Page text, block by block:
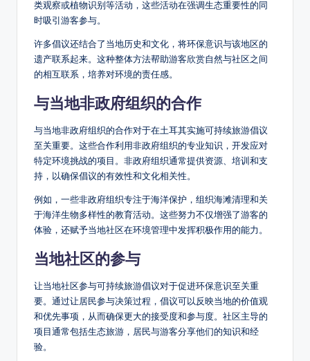
类观察或植物识别等活动，这些活动在强调生态重要性的同
时吸引游客参与。
许多倡议还结合了当地历史和文化，将环保意识与该地区的
遗产联系起来。这种整体方法帮助游客欣赏自然与社区之间
的相互联系，培养对环境的责任感。
与当地非政府组织的合作
与当地非政府组织的合作对于在土耳其实施可持续旅游倡议
至关重要。这些合作利用非政府组织的专业知识，开发应对
特定环境挑战的项目。非政府组织通常提供资源、培训和支
持，以确保倡议的有效性和文化相关性。
例如，一些非政府组织专注于海洋保护，组织海滩清理和关
于海洋生物多样性的教育活动。这些努力不仅增强了游客的
体验，还赋予当地社区在环境管理中发挥积极作用的能力。
当地社区的参与
让当地社区参与可持续旅游倡议对于促进环保意识至关重
要。通过让居民参与决策过程，倡议可以反映当地的价值观
和优先事项，从而确保更大的接受度和参与度。社区主导的
项目通常包括生态旅游，居民与游客分享他们的知识和经
验。